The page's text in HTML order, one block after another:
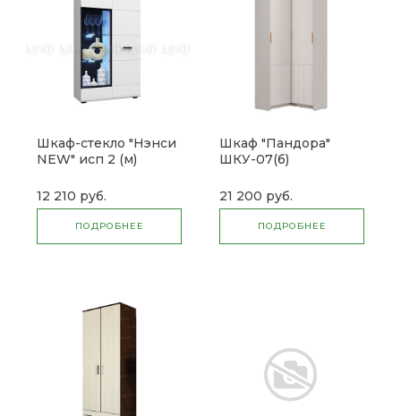
Шкаф-стекло "Нэнси
NEW" исп 2 (м)
12 210 руб.
ПОДРОБНЕЕ
Шкаф "Пандора"
ШКУ-07(б)
21 200 руб.
ПОДРОБНЕЕ